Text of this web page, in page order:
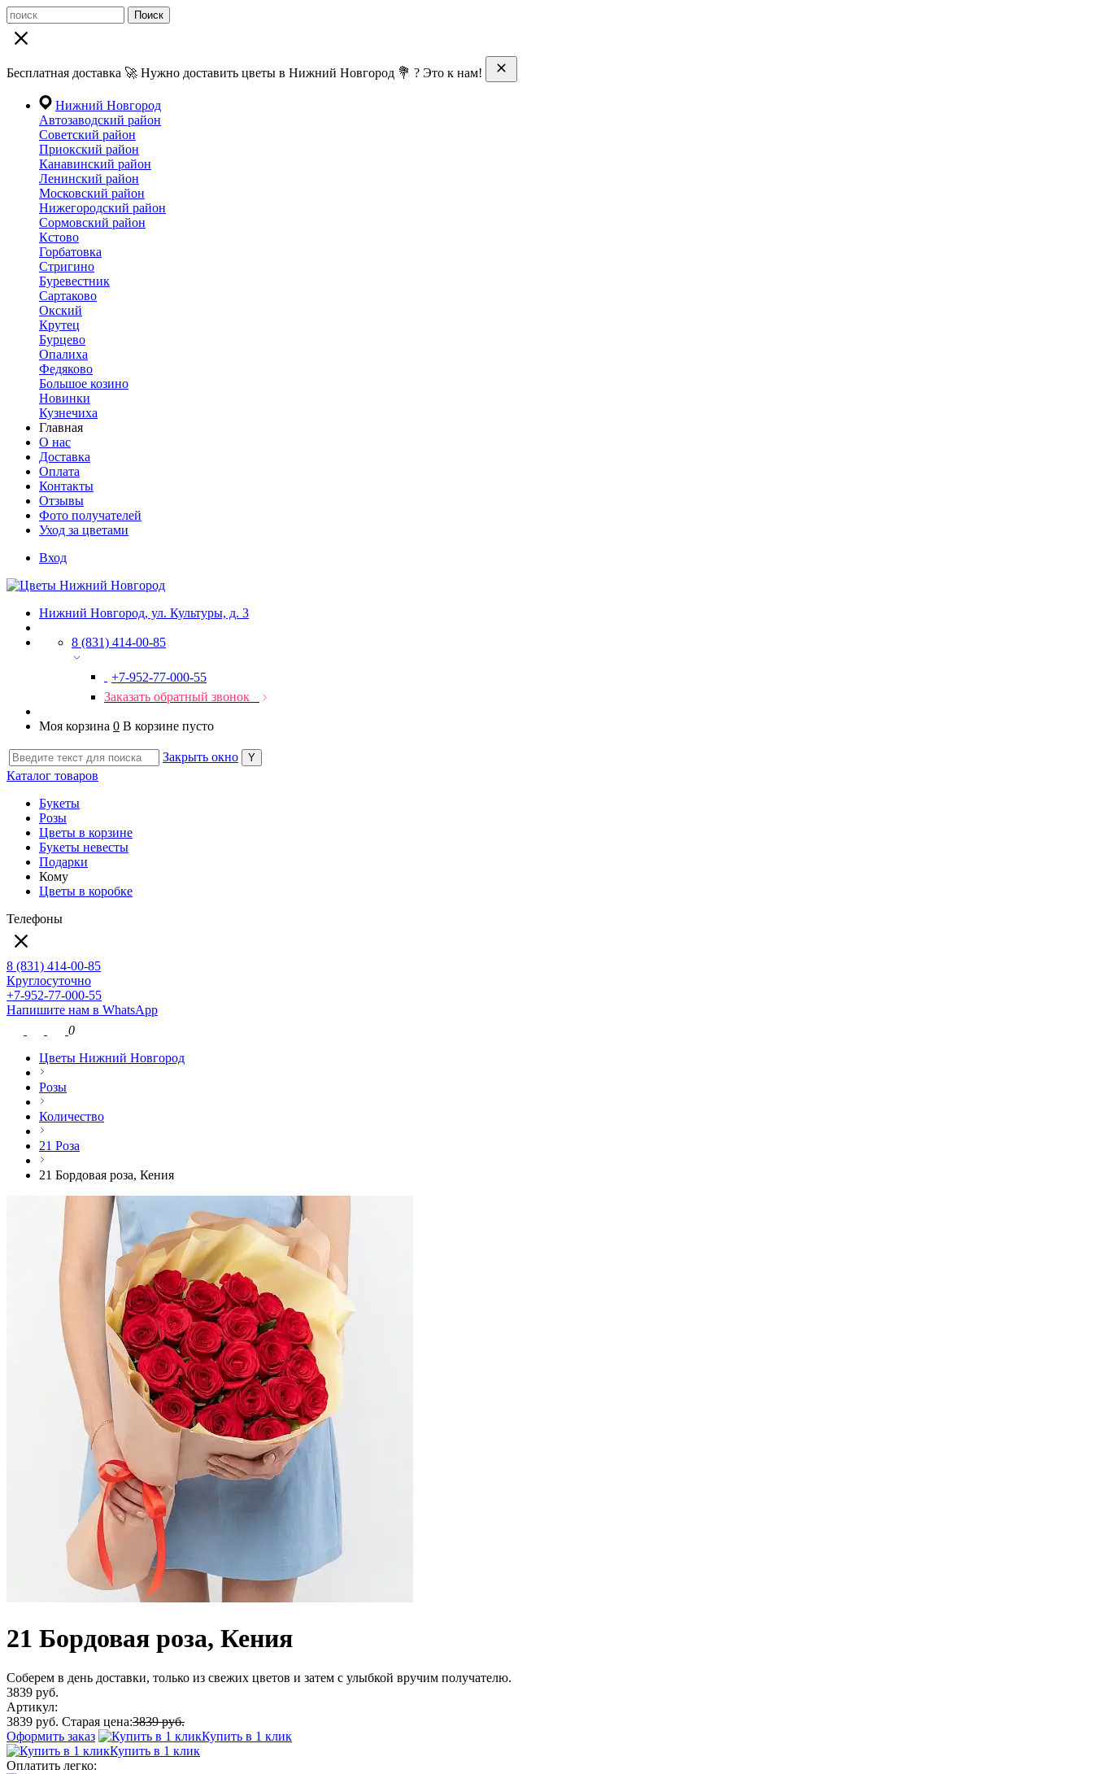
Поиск
Бесплатная доставка 🚀 Нужно доставить цветы в Нижний Новгород 💐 ? Это к нам!
Нижний Новгород
Автозаводский район
Советский район
Приокский район
Канавинский район
Ленинский район
Московский район
Нижегородский район
Сормовский район
Кстово
Горбатовка
Стригино
Буревестник
Сартаково
Окский
Крутец
Бурцево
Опалиха
Федяково
Большое козино
Новинки
Кузнечиха
Главная
О нас
Доставка
Оплата
Контакты
Отзывы
Фото получателей
Уход за цветами
Вход
Нижний Новгород, ул. Культуры, д. 3
8 (831) 414-00-85
+7-952-77-000-55
Заказать обратный звонок
Моя корзина 0 В корзине пусто
Закрыть окно
Каталог товаров
Букеты
Розы
Цветы в корзине
Букеты невесты
Подарки
Кому
Цветы в коробке
Телефоны
8 (831) 414-00-85
Круглосуточно
+7-952-77-000-55
Напишите нам в WhatsApp
0
Цветы Нижний Новгород
Розы
Количество
21 Роза
21 Бордовая роза, Кения
21 Бордовая роза, Кения
Соберем в день доставки, только из свежих цветов и затем с улыбкой вручим получателю.
3839 руб.
Артикул:
3839 руб. Старая цена:3839 руб.
Оформить заказ
Купить в 1 клик
Купить в 1 клик
Оплатить легко: